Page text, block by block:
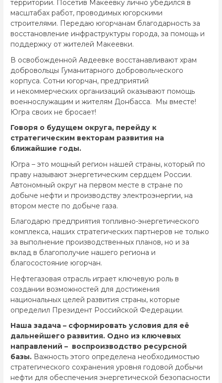
территории. Посетив Макеевку лично убедился в
масштабах работ, проводимых югорскими
строителями. Передаю югорчанам благодарность за
восстановление инфраструктуры города, за помощь и
поддержку от жителей Макеевки.
В освобожденной Авдеевке восстанавливают храм
добровольцы Гуманитарного добровольческого
корпуса. Сотни югорчан, предприятий
и некоммерческих организаций оказывают помощь
военнослужащим и жителям Донбасса. Мы вместе!
Югра своих не бросает!
Говоря о будущем округа, перейду к
стратегическим векторам развития на
ближайшие годы.
Югра – это мощный регион нашей страны, который по
праву называют энергетическим сердцем России.
Автономный округ на первом месте в стране по
добыче нефти и производству электроэнергии, на
втором месте по добыче газа.
Благодарю предприятия топливно-энергетического
комплекса, наших стратегических партнеров не только
за выполнение производственных планов, но и за
вклад в благополучие нашего региона и
благосостояние югорчан.
Нефтегазовая отрасль играет ключевую роль в
создании возможностей для достижения
национальных целей развития страны, которые
определил Президент Российской Федерации.
Наша задача – сформировать условия для её
дальнейшего развития. Одно из ключевых
направлений – воспроизводство ресурсной
базы. Важность этого определена необходимостью
стратегического сохранения уровня годовой добычи
нефти для обеспечения энергетической безопасности